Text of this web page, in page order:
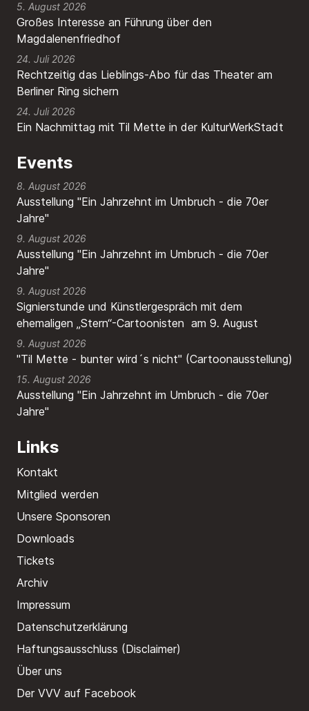
Großes Interesse an Führung über den
Magdalenenfriedhof
5. August 2026
Rechtzeitig das Lieblings-Abo für das Theater am
Berliner Ring sichern
24. Juli 2026
Ein Nachmittag mit Til Mette in der KulturWerkStadt
24. Juli 2026
Events
8. August 2026
Ausstellung "Ein Jahrzehnt im Umbruch - die 70er
Jahre"
9. August 2026
Ausstellung "Ein Jahrzehnt im Umbruch - die 70er
Jahre"
9. August 2026
Signierstunde und Künstlergespräch mit dem
ehemaligen „Stern“-Cartoonisten am 9. August
9. August 2026
"Til Mette - bunter wird´s nicht" (Cartoonausstellung)
15. August 2026
Ausstellung "Ein Jahrzehnt im Umbruch - die 70er
Jahre"
Links
Kontakt
Mitglied werden
Unsere Sponsoren
Downloads
Tickets
Archiv
Impressum
Datenschutzerklärung
Haftungsausschluss (Disclaimer)
Über uns
Der VVV auf Facebook